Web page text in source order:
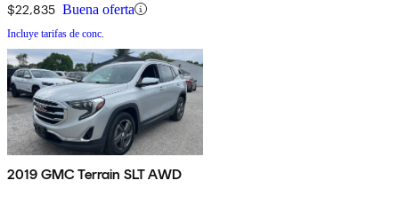
$22,835 Buena oferta
Incluye tarifas de conc.
2019 GMC Terrain SLT AWD